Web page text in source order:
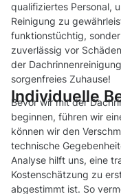
qualifiziertes Personal,
Reinigung zu
funktionstüchtig,
zuverlässig vor
der
sorgenfreies Zuhause!
Individuelle
Bevor wir mit der
beginnen, führen wir
können wir den
technische
Analyse hilft uns, eine
Kostenschätzung zu
abgestimmt ist. So